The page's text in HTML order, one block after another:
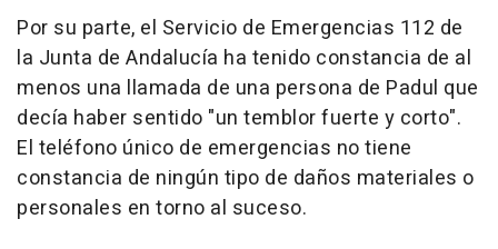
Por su parte, el Servicio de Emergencias 112 de
la Junta de Andalucía ha tenido constancia de al
menos una llamada de una persona de Padul que
decía haber sentido "un temblor fuerte y corto".
El teléfono único de emergencias no tiene
constancia de ningún tipo de daños materiales o
personales en torno al suceso.